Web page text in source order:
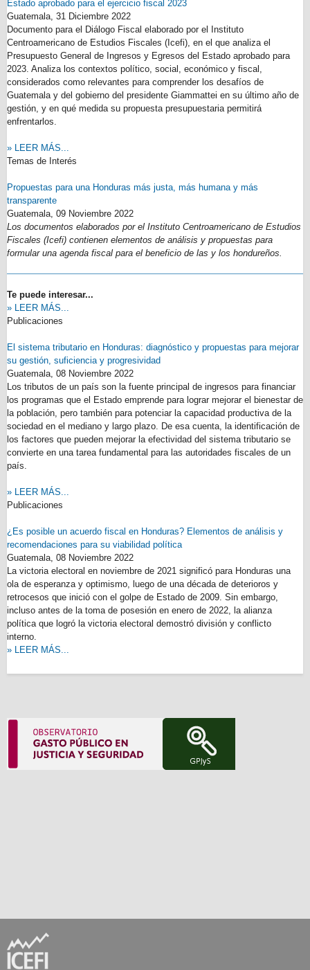
Estado aprobado para el ejercicio fiscal 2023
Guatemala, 31 Diciembre 2022
Documento para el Diálogo Fiscal elaborado por el Instituto
Centroamericano de Estudios Fiscales (Icefi), en el que analiza el
Presupuesto General de Ingresos y Egresos del Estado aprobado para
2023. Analiza los contextos político, social, económico y fiscal,
considerados como relevantes para comprender los desafíos de
Guatemala y del gobierno del presidente Giammattei en su último año de
gestión, y en qué medida su propuesta presupuestaria permitirá
enfrentarlos.
» LEER MÁS...
Temas de Interés
Propuestas para una Honduras más justa, más humana y más
transparente
Guatemala, 09 Noviembre 2022
Los documentos elaborados por el Instituto Centroamericano de Estudios
Fiscales (Icefi) contienen elementos de análisis y propuestas para
formular una agenda fiscal para el beneficio de las y los hondureños.
Te puede interesar...
» LEER MÁS...
Publicaciones
El sistema tributario en Honduras: diagnóstico y propuestas para mejorar
su gestión, suficiencia y progresividad
Guatemala, 08 Noviembre 2022
Los tributos de un país son la fuente principal de ingresos para financiar
los programas que el Estado emprende para lograr mejorar el bienestar de
la población, pero también para potenciar la capacidad productiva de la
sociedad en el mediano y largo plazo. De esa cuenta, la identificación de
los factores que pueden mejorar la efectividad del sistema tributario se
convierte en una tarea fundamental para las autoridades fiscales de un
país.
» LEER MÁS...
Publicaciones
¿Es posible un acuerdo fiscal en Honduras? Elementos de análisis y
recomendaciones para su viabilidad política
Guatemala, 08 Noviembre 2022
La victoria electoral en noviembre de 2021 significó para Honduras una
ola de esperanza y optimismo, luego de una década de deterioros y
retrocesos que inició con el golpe de Estado de 2009. Sin embargo,
incluso antes de la toma de posesión en enero de 2022, la alianza
política que logró la victoria electoral demostró división y conflicto
interno.
» LEER MÁS...